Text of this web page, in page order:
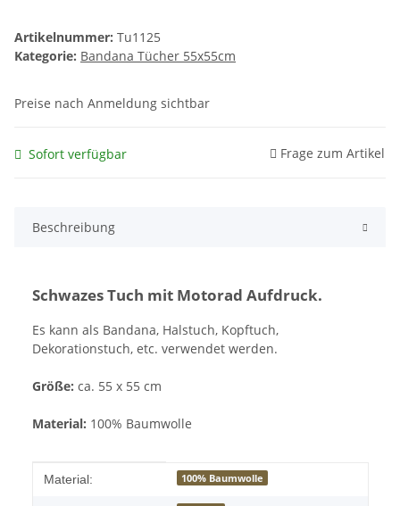
Artikelnummer: Tu1125
Kategorie: Bandana Tücher 55x55cm
Preise nach Anmeldung sichtbar
Sofort verfügbar Frage zum Artikel
Beschreibung
Schwazes Tuch mit Motorad Aufdruck.
Es kann als Bandana, Halstuch, Kopftuch,
Dekorationstuch, etc. verwendet werden.
Größe: ca. 55 x 55 cm
Material: 100% Baumwolle
Produkteigenschaft
Wert
Material: 100% Baumwolle